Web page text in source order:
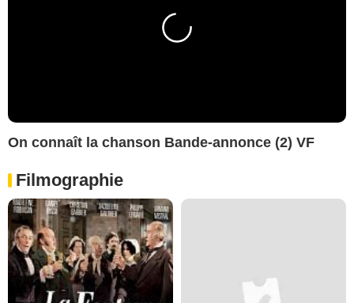
On connaît la chanson Bande-annonce (2) VF
Filmographie